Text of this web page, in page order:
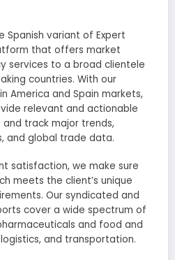
Spanish variant of Expert
that offers market
services to a broad clientele
countries. With our
America and Spain markets,
relevant and actionable
track major trends,
and global trade data.
satisfaction, we make sure
meets the client’s unique
Our syndicated and
cover a wide spectrum of
and food and
and transportation.